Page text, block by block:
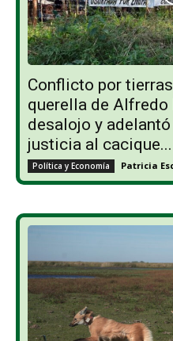
Conflicto por
querella de Alfredo
desalojo y
justicia al cacique...
Política y Economía Patricia